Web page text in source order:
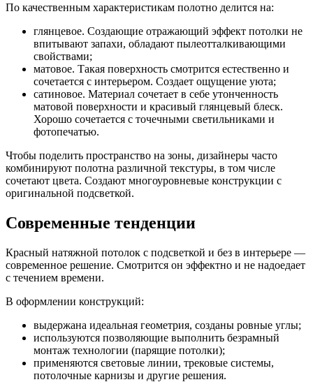
По качественным характеристикам полотно делится на:
глянцевое. Создающие отражающий эффект потолки не
впитывают запахи, обладают пылеотталкивающими
свойствами;
матовое. Такая поверхность смотрится естественно и
сочетается с интерьером. Создает ощущение уюта;
сатиновое. Материал сочетает в себе утонченность
матовой поверхности и красивый глянцевый блеск.
Хорошо сочетается с точечными светильниками и
фотопечатью.
Чтобы поделить пространство на зоны, дизайнеры часто
комбинируют полотна различной текстуры, в том числе
сочетают цвета. Создают многоуровневые конструкции с
оригинальной подсветкой.
Современные тенденции
Красный натяжной потолок с подсветкой и без в интерьере —
современное решение. Смотрится он эффектно и не надоедает
с течением времени.
В оформлении конструкций:
выдержана идеальная геометрия, созданы ровные углы;
используются позволяющие выполнить безрамный
монтаж технологии (парящие потолки);
применяются световые линии, трековые системы,
потолочные карнизы и другие решения.